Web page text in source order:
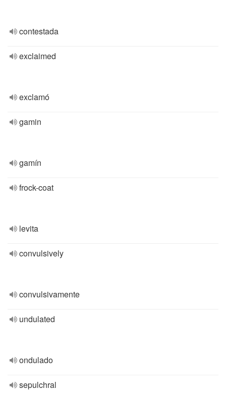
contestada
exclaimed
exclamó
gamin
gamín
frock-coat
levita
convulsively
convulsivamente
undulated
ondulado
sepulchral